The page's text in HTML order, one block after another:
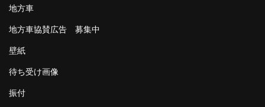
地方車
地方車協賛広告 募集中
壁紙
待ち受け画像
振付